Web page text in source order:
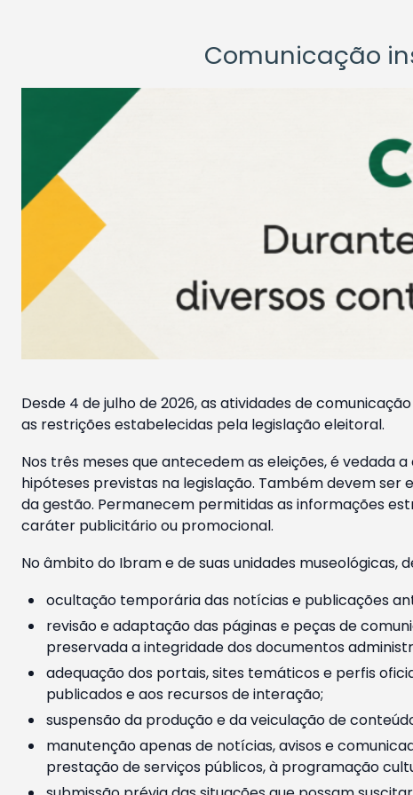
Comunicação
Desde 4 de julho de 2026, as atividades de
as restrições estabelecidas pela legislação eleitoral.
Nos três meses que antecedem as eleições, é vedada
hipóteses previstas na legislação. Também devem
da gestão. Permanecem permitidas as informações
caráter publicitário ou promocional.
No âmbito do Ibram e de suas unidades museológicas,
ocultação temporária das notícias e publicações
revisão e adaptação das páginas e peças de
preservada a integridade dos documentos
adequação dos portais, sites temáticos e perfis
publicados e aos recursos de interação;
suspensão da produção e da veiculação de
manutenção apenas de notícias, avisos e
prestação de serviços públicos, à programação